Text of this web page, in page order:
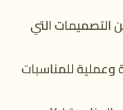
التي
للمناسبات